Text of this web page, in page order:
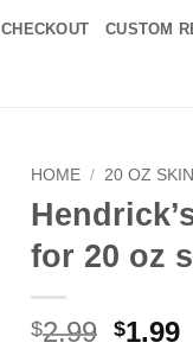
CHECKOUT CUSTOM
HOME / 20 OZ
for 20 oz
$2.99 $1.99